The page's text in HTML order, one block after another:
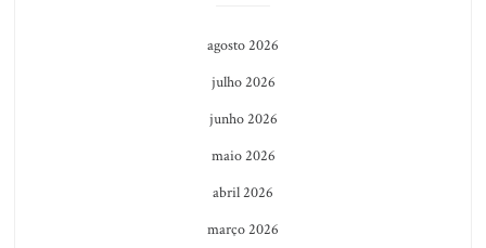
agosto 2026
julho 2026
junho 2026
maio 2026
abril 2026
março 2026